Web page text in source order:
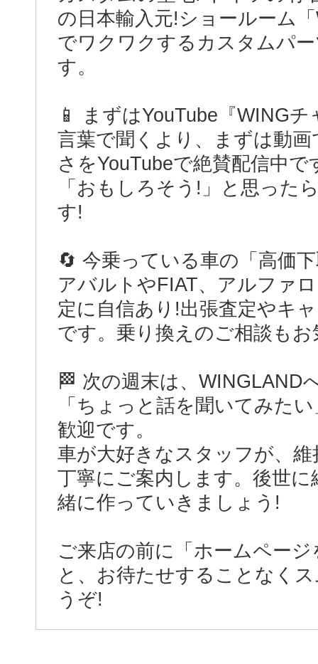
の日本輸入元!ショールーム
でワクワクするカスタムパ
す。
📱 まずはYouTube『WING
言葉で聞くより、まずは動
さをYouTubeで絶賛配信中で
「おもしろそう!」と思った
す!
🔄 今乗っている車の「高価
アバルトやFIAT、アルファ
定に自信あり!出張査定やキ
です。乗り換えのご相談も
🏁 次の週末は、WINGLAND
「ちょっと話を聞いてみた
歓迎です。
車が大好きなスタッフが、
丁寧にご案内します。後世
緒に作っていきましょう!
ご来店の前に「ホームペー
と、お待たせすることなく
うぞ!